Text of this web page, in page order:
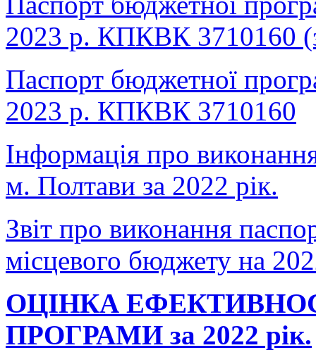
2023 р. КПКВК 3710160
Паспорт бюджетної
2023 р. КПКВК 3710160
Інформація про
м. Полтави за 2022 рік.
Звіт про виконання
місцевого бюджету на
ОЦІНКА
ПРОГРАМИ за 2022 рік.